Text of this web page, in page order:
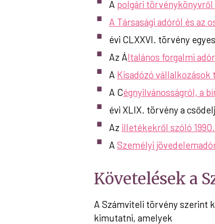
A polgári törvénykönyvről
A Társasági adóról és az
évi CLXXVI. törvény
Az Általános forgalmi
A Kisadózó vállalkozások
A Cégnyilvánosságról, a
évi XLIX. törvény a
Az illetékekről szóló
A Személyi
Követelések a
A Számviteli törvény szerint
kimutatni, amelyek